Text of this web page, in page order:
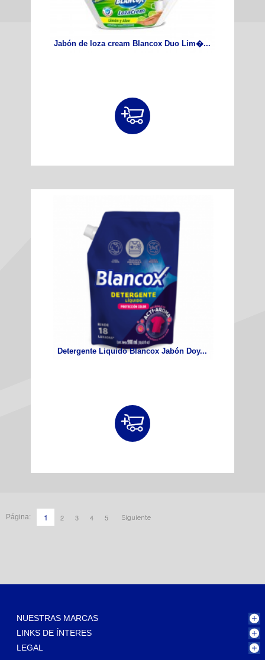
Jabón de loza cream Blancox Duo Lim�...
Detergente Liquido Blancox Jabón Doy...
Página: 1 2 3 4 5 Siguiente
NUESTRAS MARCAS
LINKS DE ÍNTERES
LEGAL